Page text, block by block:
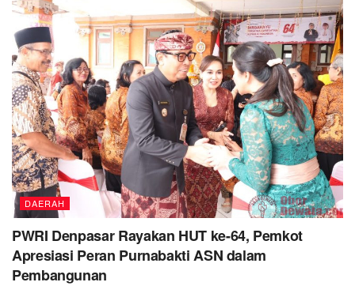
DAERAH
PWRI Denpasar Rayakan HUT ke-64, Pemkot
Apresiasi Peran Purnabakti ASN dalam
Pembangunan